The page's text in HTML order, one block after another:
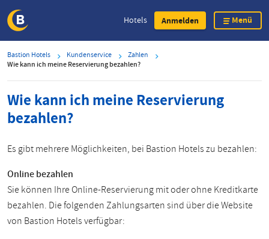
zum
Inhalt
Hotels Anmelden Menü
Bastion Hotels Kundenservice
Zahlen
Wie kann ich meine Reservierung bezahlen?
Wie kann ich meine Reservierung
bezahlen?
Es gibt mehrere Möglichkeiten, bei Bastion Hotels zu bezahlen:
Online bezahlen
Sie können Ihre Online-Reservierung mit oder ohne Kreditkarte
bezahlen. Die folgenden Zahlungsarten sind über die Website
von Bastion Hotels verfügbar: